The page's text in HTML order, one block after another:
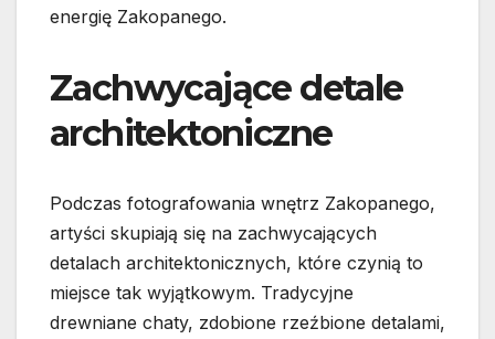
energię Zakopanego.
Zachwycające detale
architektoniczne
Podczas fotografowania wnętrz Zakopanego,
artyści skupiają się na zachwycających
detalach architektonicznych, które czynią to
miejsce tak wyjątkowym. Tradycyjne
drewniane chaty, zdobione rzeźbione detalami,